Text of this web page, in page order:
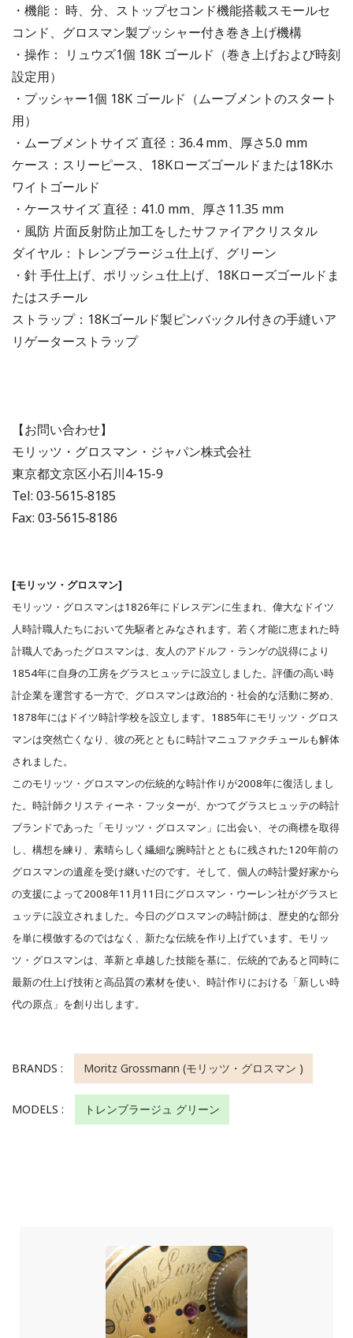
・機能： 時、分、ストップセコンド機能搭載スモールセ
コンド、グロスマン製プッシャー付き巻き上げ機構
・操作： リュウズ1個 18K ゴールド（巻き上げおよび時刻
設定用）
・プッシャー1個 18K ゴールド（ムーブメントのスタート
用）
・ムーブメントサイズ 直径：36.4 mm、厚さ5.0 mm
ケース：スリーピース、18Kローズゴールドまたは18Kホ
ワイトゴールド
・ケースサイズ 直径：41.0 mm、厚さ11.35 mm
・風防 片面反射防止加工をしたサファイアクリスタル
ダイヤル：トレンブラージュ仕上げ、グリーン
・針 手仕上げ、ポリッシュ仕上げ、18Kローズゴールドま
たはスチール
ストラップ：18Kゴールド製ピンバックル付きの手縫いア
リゲーターストラップ
【お問い合わせ】
モリッツ・グロスマン・ジャパン株式会社
東京都文京区小石川4-15-9
Tel: 03-5615‐8185
Fax: 03-5615‐8186
[モリッツ・グロスマン]
モリッツ・グロスマンは1826年にドレスデンに生まれ、偉大なドイツ
人時計職人たちにおいて先駆者とみなされます。若く才能に恵まれた時
計職人であったグロスマンは、友人のアドルフ・ランゲの説得により
1854年に自身の工房をグラスヒュッテに設立しました。評価の高い時
計企業を運営する一方で、グロスマンは政治的・社会的な活動に努め、
1878年にはドイツ時計学校を設立します。1885年にモリッツ・グロス
マンは突然亡くなり、彼の死とともに時計マニュファクチュールも解体
されました。
このモリッツ・グロスマンの伝統的な時計作りが2008年に復活しまし
た。時計師クリスティーネ・フッターが、かつてグラスヒュッテの時計
ブランドであった「モリッツ・グロスマン」に出会い、その商標を取得
し、構想を練り、素晴らしく繊細な腕時計とともに残された120年前の
グロスマンの遺産を受け継いだのです。そして、個人の時計愛好家から
の支援によって2008年11月11日にグロスマン・ウーレン社がグラスヒ
ュッテに設立されました。今日のグロスマンの時計師は、歴史的な部分
を単に模倣するのではなく、新たな伝統を作り上げています。モリッ
ツ・グロスマンは、革新と卓越した技能を基に、伝統的であると同時に
最新の仕上げ技術と高品質の素材を使い、時計作りにおける「新しい時
代の原点」を創り出します。
BRANDS : Moritz Grossmann (モリッツ・グロスマン )
MODELS : トレンブラージュ グリーン